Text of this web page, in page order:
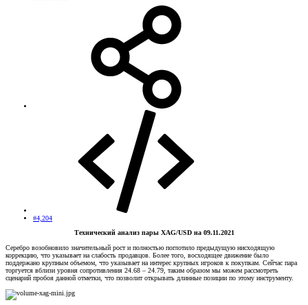
#4,204
Технический анализ пары XAG/USD на 09.11.2021
Серебро возобновило значительный рост и полностью поглотило предыдущую нисходящую
коррекцию, что указывает на слабость продавцов. Более того, восходящее движение было
поддержано крупным объемом, что указывает на интерес крупных игроков к покупкам. Сейчас пара
торгуется вблизи уровня сопротивления 24.68 – 24.79, таким образом мы можем рассмотреть
сценарий пробоя данной отметки, что позволит открывать длинные позиции по этому инструменту.